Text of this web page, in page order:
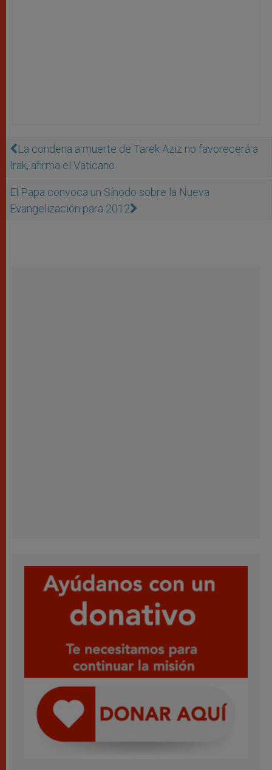
La condena a muerte de Tarek Aziz no favorecerá a
Irak, afirma el Vaticano
El Papa convoca un Sínodo sobre la Nueva
Evangelización para 2012